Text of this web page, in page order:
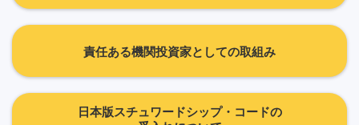
責任ある機関投資家としての取組み
日本版スチュワードシップ・コードの